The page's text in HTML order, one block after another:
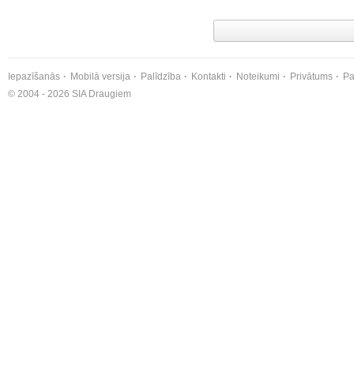
Iepazīšanās Mobilā versija Palīdzība Kontakti Noteikumi Privātums
© 2004 - 2026 SIA Draugiem